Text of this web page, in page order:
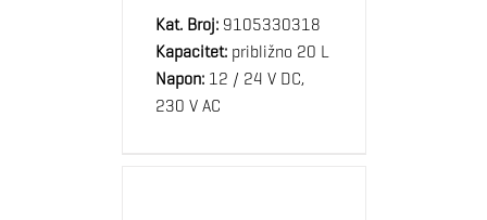
Kat. Broj:9105330318
Kapacitet:približno 20 L
Napon:12 / 24 V DC,
230 V AC